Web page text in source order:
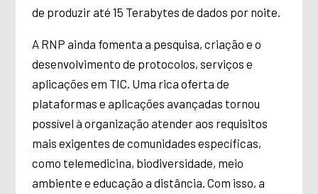
de produzir até 15 Terabytes de dados por noite.
A RNP ainda fomenta a pesquisa, criação e o
desenvolvimento de protocolos, serviços e
aplicações em TIC. Uma rica oferta de
plataformas e aplicações avançadas tornou
possível à organização atender aos requisitos
mais exigentes de comunidades específicas,
como telemedicina, biodiversidade, meio
ambiente e educação a distância. Com isso, a